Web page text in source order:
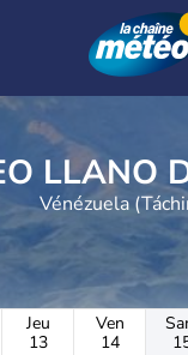
METEO
Vénézuela
Jeu
13
Ven
14